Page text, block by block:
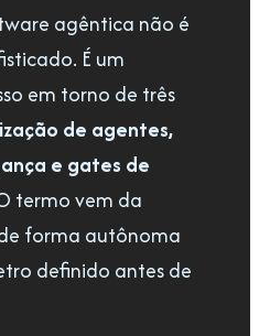
agêntica não é
É um
em torno de três
de agentes,
e gates de
termo vem da
forma autônoma
definido antes de